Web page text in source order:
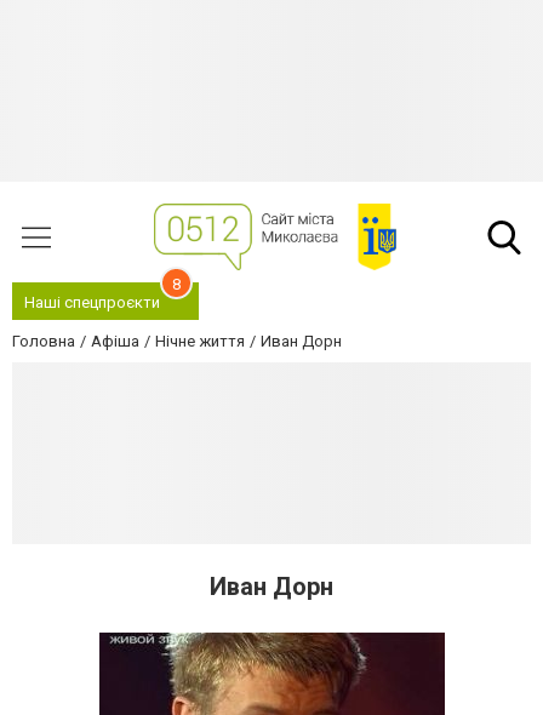
Наші спецпроєкти
8
Головна Афіша Нічне життя Иван Дорн
Иван Дорн